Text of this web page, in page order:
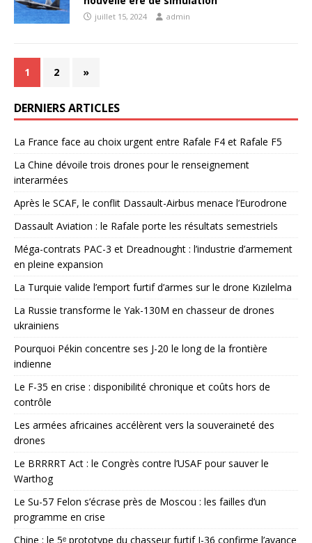
juillet 15, 2024 admin
1 2 »
DERNIERS ARTICLES
La France face au choix urgent entre Rafale F4 et Rafale F5
La Chine dévoile trois drones pour le renseignement
interarmées
Après le SCAF, le conflit Dassault-Airbus menace l’Eurodrone
Dassault Aviation : le Rafale porte les résultats semestriels
Méga-contrats PAC-3 et Dreadnought : l’industrie d’armement
en pleine expansion
La Turquie valide l’emport furtif d’armes sur le drone Kızılelma
La Russie transforme le Yak-130M en chasseur de drones
ukrainiens
Pourquoi Pékin concentre ses J-20 le long de la frontière
indienne
Le F-35 en crise : disponibilité chronique et coûts hors de
contrôle
Les armées africaines accélèrent vers la souveraineté des
drones
Le BRRRRT Act : le Congrès contre l’USAF pour sauver le
Warthog
Le Su-57 Felon s’écrase près de Moscou : les failles d’un
programme en crise
Chine : le 5ᵉ prototype du chasseur furtif J-36 confirme l’avance